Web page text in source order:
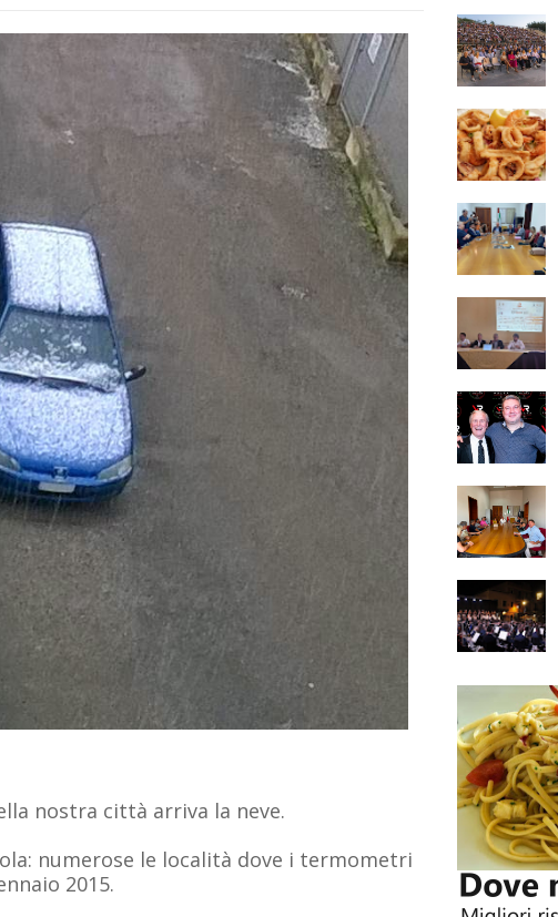
nostra città arriva la neve.
numerose le località dove i termometri
2015.